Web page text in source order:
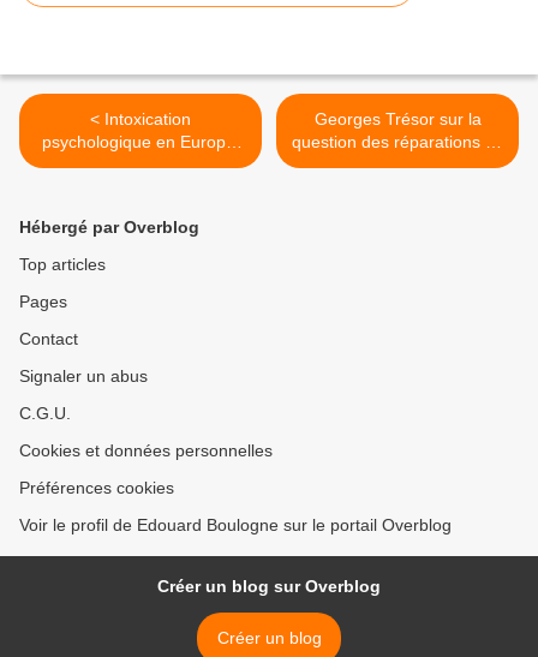
< Intoxication
psychologique en Europe.
Daesh marque des points.
Georges Trésor sur la
question des réparations de
l'esclavage. >
Hébergé par Overblog
Top articles
Pages
Contact
Signaler un abus
C.G.U.
Cookies et données personnelles
Préférences cookies
Voir le profil de Edouard Boulogne sur le portail Overblog
Créer un blog sur Overblog
Créer un blog